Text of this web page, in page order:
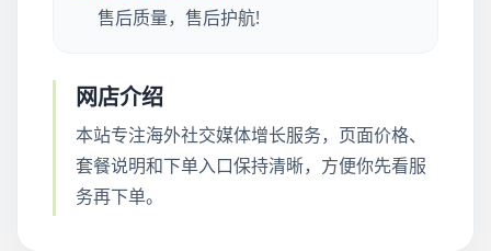
售后质量，售后护航!
网店介绍
本站专注海外社交媒体增长服务，页面价格、
套餐说明和下单入口保持清晰，方便你先看服
务再下单。